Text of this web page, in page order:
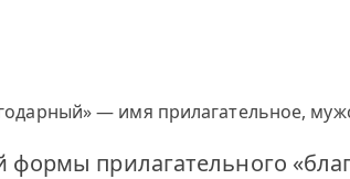
— имя прилагательное,
формы прилагательного